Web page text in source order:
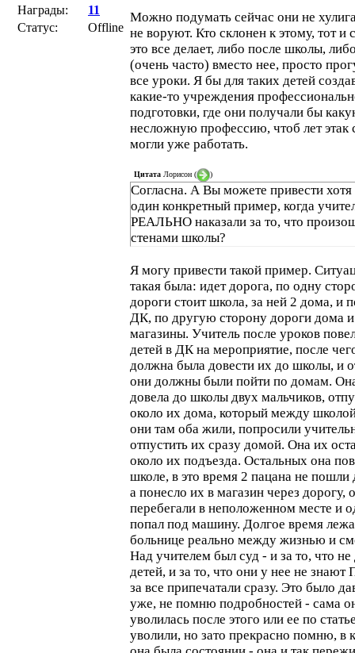
Награды:
11
Статус:
Offline
Можно подумать сейчас они не
не воруют. Кто склонен к этому, тот и
это все делает, либо после школы,
(очень часто) вместо нее, просто
все уроки. Я бы для таких детей
какие-то учреждения
подготовки, где они получали бы
несложную профессию, чтоб лет этак
могли уже работать.
Цитата Лорисон ( )
Согласна. А Вы можете привести
один конкретный пример, когда
РЕАЛЬНО наказали за то, что
стенами школы?
Я могу привести такой пример.
такая была: идет дорога, по одну
дороги стоит школа, за ней 2 дома, и
ДК, по другую сторону дороги дома и
магазины. Учитель после уроков
детей в ДК на мероприятие, после
должна была довести их до школы, и
они должны были пойти по домам.
довела до школы двух мальчиков,
около их дома, который между
они там оба жили, попросили
отпустить их сразу домой. Она их
около их подъезда. Остальных она
школе, в это время 2 пацана не пошли
а понесло их в магазин через дорогу,
перебегали в неположенном месте и
попал под машину. Долгое время
больнице реально между жизнью и
Над учителем был суд - и за то, что не
детей, и за то, что они у нее не
за все припечатали сразу. Это было
уже, не помню подробностей - сама
уволилась после этого или ее по
уволили, но зато прекрасно помню, в